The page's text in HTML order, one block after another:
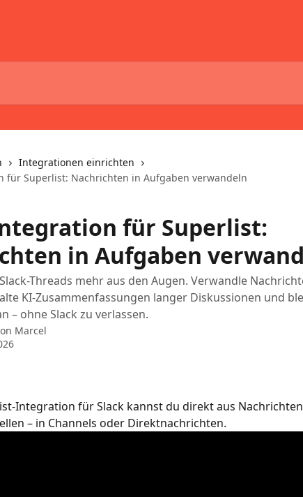
Integrationen einrichten
für Superlist: Nachrichten in Aufgaben verwandeln
für Superlist:
in Aufgaben
Threads mehr aus den Augen. Verwandle
KI-Zusammenfassungen langer Diskussionen und
– ohne Slack zu verlassen.
Marcel
Integration für Slack kannst du direkt aus
– in Channels oder Direktnachrichten.